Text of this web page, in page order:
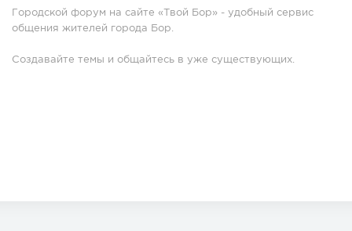
Городской форум на сайте «Твой Бор» - удобный сервис
общения жителей города Бор.
Создавайте темы и общайтесь в уже существующих.